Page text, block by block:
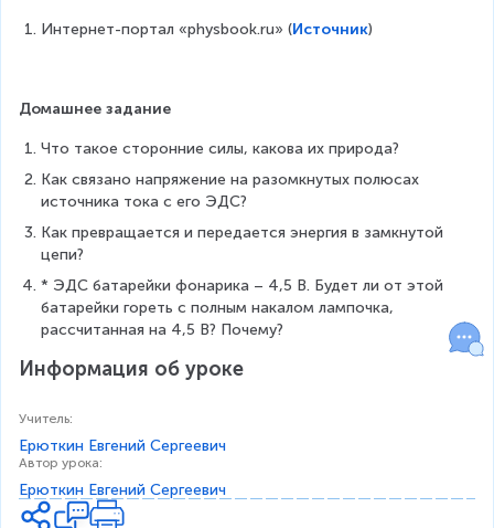
Интернет-портал «physbook.ru» (Источник)
Домашнее задание
Что такое сторонние силы, какова их природа?
Как связано напряжение на разомкнутых полюсах
источника тока с его ЭДС?
Как превращается и передается энергия в замкнутой
цепи?
* ЭДС батарейки фонарика – 4,5 В. Будет ли от этой
батарейки гореть с полным накалом лампочка,
рассчитанная на 4,5 В? Почему?
Информация об уроке
Учитель:
Ерюткин Евгений Сергеевич
Автор урока:
Ерюткин Евгений Сергеевич